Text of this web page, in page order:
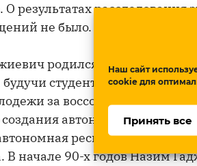
Наш сайт
cookie для
Принять все
результатах расследования
не было.
родился в 1944 году в
студентом
за воссоединение
автономии. В 1967
республика),
В начале 90-х годов Назим